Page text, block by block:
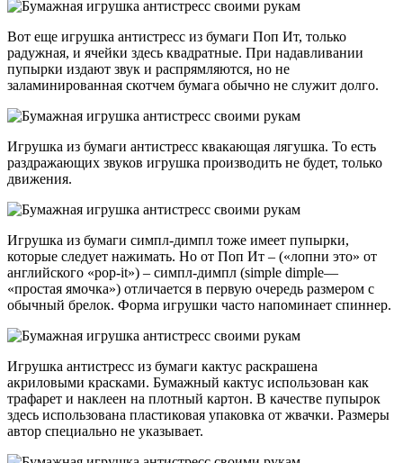
Вот еще игрушка антистресс из бумаги Поп Ит, только
радужная, и ячейки здесь квадратные. При надавливании
пупырки издают звук и распрямляются, но не
заламинированная скотчем бумага обычно не служит долго.
Игрушка из бумаги антистресс квакающая лягушка. То есть
раздражающих звуков игрушка производить не будет, только
движения.
Игрушка из бумаги симпл-димпл тоже имеет пупырки,
которые следует нажимать. Но от Поп Ит – («лопни это» от
английского «pop-it») – симпл-димпл (simple dimple—
«простая ямочка») отличается в первую очередь размером с
обычный брелок. Форма игрушки часто напоминает спиннер.
Игрушка антистресс из бумаги кактус раскрашена
акриловыми красками. Бумажный кактус использован как
трафарет и наклеен на плотный картон. В качестве пупырок
здесь использована пластиковая упаковка от жвачки. Размеры
автор специально не указывает.